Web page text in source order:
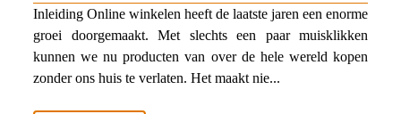
Inleiding Online winkelen heeft de laatste jaren een enorme
groei doorgemaakt. Met slechts een paar muisklikken
kunnen we nu producten van over de hele wereld kopen
zonder ons huis te verlaten. Het maakt nie...